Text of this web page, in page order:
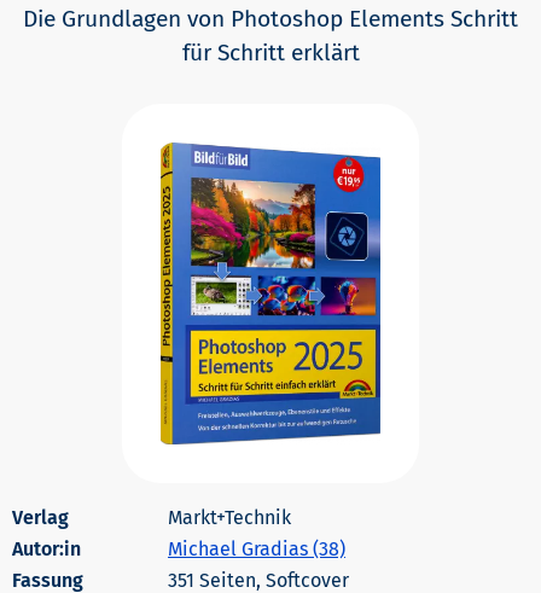
Die Grundlagen von Photoshop Elements Schritt
für Schritt erklärt
Markt+Technik
Autor:in
Michael Gradias (38)
351 Seiten, Softcover